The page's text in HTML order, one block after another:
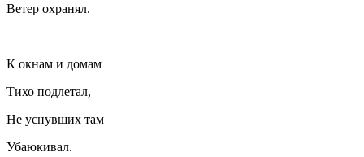
Ветер охранял.
К окнам и домам
Тихо подлетал,
Не уснувших там
Убаюкивал.